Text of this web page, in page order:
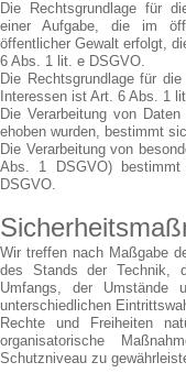
Die Rechtsgrundlage für
einer Aufgabe, die im
öffentlicher Gewalt erfolgt,
6 Abs. 1 lit. e DSGVO.
Die Rechtsgrundlage für
Interessen ist Art. 6 Abs. 1
Die Verarbeitung von
ehoben wurden, bestimmt
Die Verarbeitung von
Abs. 1 DSGVO)
DSGVO.
Wir treffen nach Maßgabe
des Stands der Technik,
Umfangs, der Umstände
unterschiedlichen
Rechte und Freiheiten
organisatorische
Schutzniveau zu